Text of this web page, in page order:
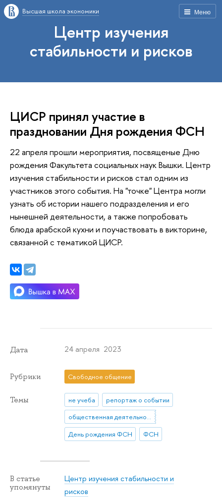
Меню
Высшая школа экономики
Центр изучения
стабильности и рисков
ЦИСР принял участие в
праздновании Дня рождения ФСН
22 апреля прошли мероприятия, посвященые Дню
рождения Факультета социальных наук Вышки. Центр
изучения стабильности и рисков стал одним из
участников этого события. На "точке" Центра могли
узнать об истории нашего подразделения и его
нынешней деятельности, а также попробовать
блюда арабской кухни и поучаствовать в викторине,
связанной с тематикой ЦИСР.
Дата 24 апреля 2023
Рубрики Свободное общение
Темы не учеба
репортаж о событии
общественная деятельность
День рождения ФСН
ФСН
В статье
упомянуты
Центр изучения стабильности и
рисков